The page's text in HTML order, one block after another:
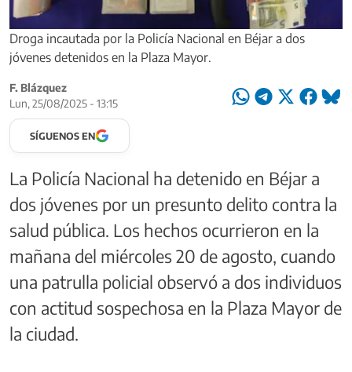
Droga incautada por la Policía Nacional en Béjar a dos
jóvenes detenidos en la Plaza Mayor.
F. Blázquez
Lun, 25/08/2025 - 13:15
SÍGUENOS EN
La Policía Nacional ha detenido en Béjar a
dos jóvenes por un presunto delito contra la
salud pública. Los hechos ocurrieron en la
mañana del miércoles 20 de agosto, cuando
una patrulla policial observó a dos individuos
con actitud sospechosa en la Plaza Mayor de
la ciudad.